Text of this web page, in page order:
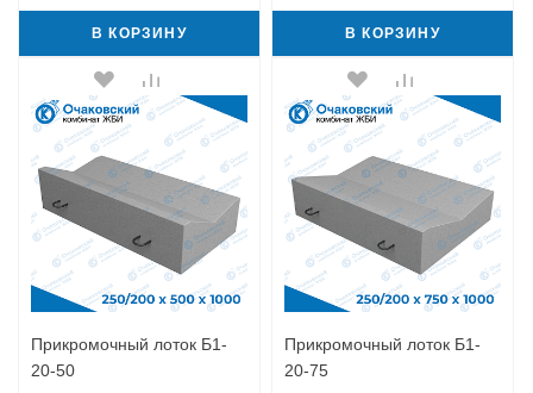
В КОРЗИНУ В КОРЗИНУ
Прикромочный лоток Б1-
20-50
Прикромочный лоток Б1-
20-75